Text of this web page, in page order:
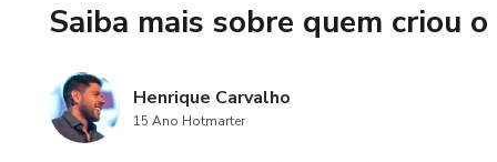
Saiba mais sobre quem criou
Henrique Carvalho
15 Ano Hotmarter